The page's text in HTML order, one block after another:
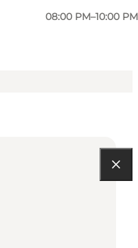
08:00 PM–10:00 PM
partner, Venner,